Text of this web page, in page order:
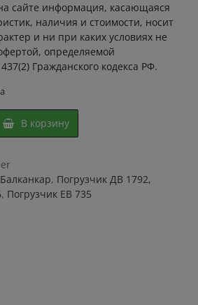
сайте информация, касающаяся
наличия и стоимости, носит
и ни при каких условиях не
определяемой
Гражданского кодекса РФ.
В корзину
, Погрузчик ДВ 1792,
, Погрузчик ЕВ 735